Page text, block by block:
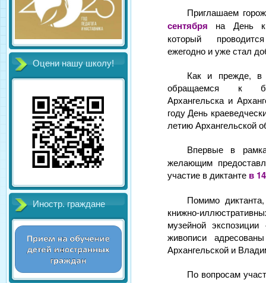
Оцени нашу школу!
Иностр. граждане
Приглашаем
сентября на День
который
ежегодно и уже стал
Как и прежде, в
обращаемся к
Архангельска и
году День
летию Архангельской
Впервые в
желающим
участие в диктанте в
Помимо
книжно-
музейной
живописи
Архангельской и
По вопросам